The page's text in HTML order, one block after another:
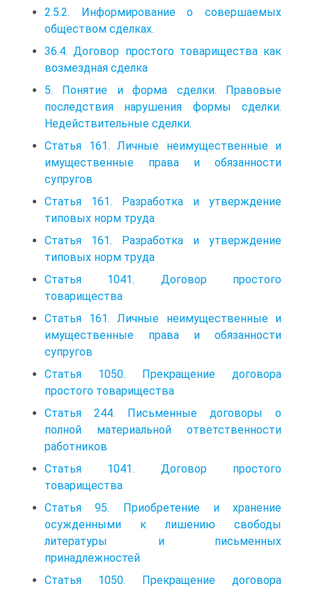
2.5.2. Информирование о совершаемых
обществом сделках.
36.4. Договор простого товарищества как
возмездная сделка
5. Понятие и форма сделки. Правовые
последствия нарушения формы сделки.
Недействительные сделки.
Статья 161. Личные неимущественные и
имущественные права и обязанности
супругов
Статья 161. Разработка и утверждение
типовых норм труда
Статья 161. Разработка и утверждение
типовых норм труда
Статья 1041. Договор простого
товарищества
Статья 161. Личные неимущественные и
имущественные права и обязанности
супругов
Статья 1050. Прекращение договора
простого товарищества
Статья 244. Письменные договоры о
полной материальной ответственности
работников
Статья 1041. Договор простого
товарищества
Статья 95. Приобретение и хранение
осужденными к лишению свободы
литературы и письменных
принадлежностей
Статья 1050. Прекращение договора